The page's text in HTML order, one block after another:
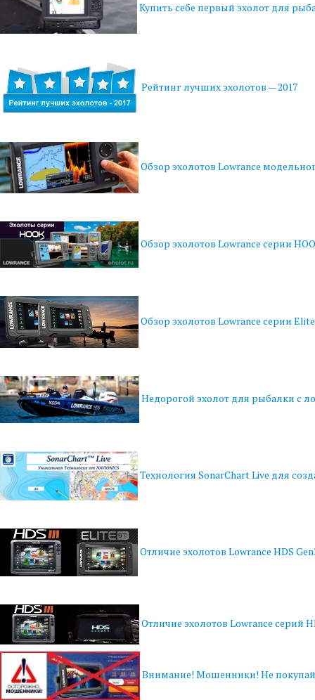
Купить себе первый эхолот для
Рейтинг лучших эхолотов — 2017
Обзор эхолотов Lowrance
Обзор эхолотов Lowrance серии
Обзор эхолотов Lowrance серии
Недорогой эхолот для рыбалки с
Технология SonarChart Live для
Отличие эхолотов Lowrance HDS
Отличие эхолотов Lowrance серий
Внимание! Мошенники! Не